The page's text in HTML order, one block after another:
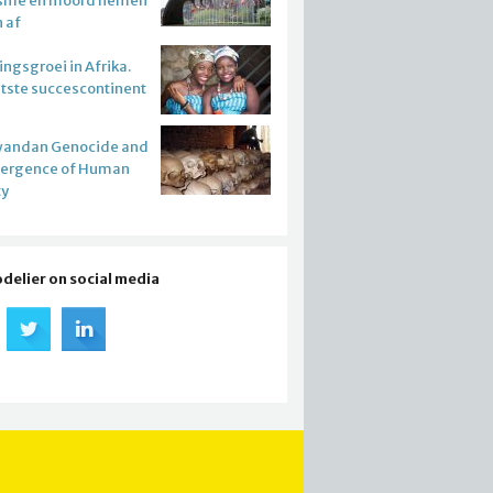
af
in Afrika.
succescontinent
Genocide and
of Human
on social media